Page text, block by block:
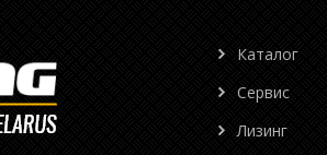
Каталог
Сервис
Лизинг